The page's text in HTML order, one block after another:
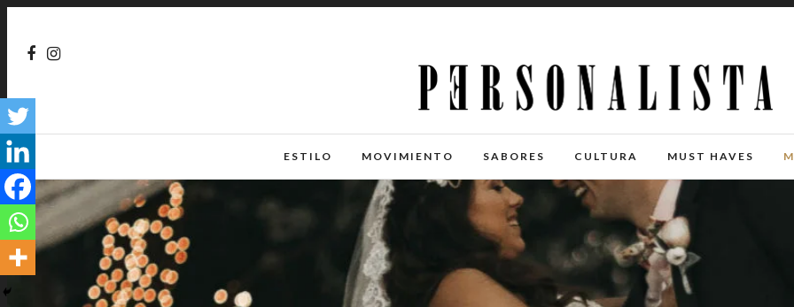
ESTILO MOVIMIENTO SABORES CULTURA MUST HAVES